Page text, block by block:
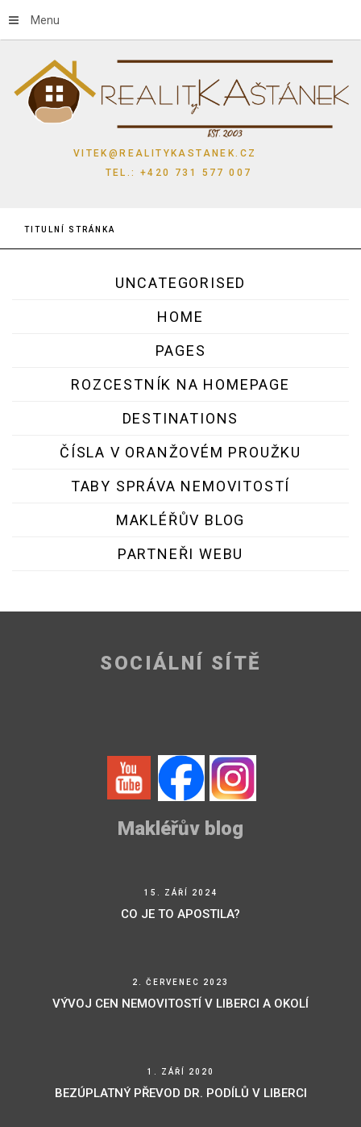
VITEK@REALITYKASTANEK.CZ
TEL.: +420 731 577 007
Menu
TITULNÍ STRÁNKA
UNCATEGORISED
HOME
PAGES
ROZCESTNÍK NA HOMEPAGE
DESTINATIONS
ČÍSLA V ORANŽOVÉM PROUŽKU
TABY SPRÁVA NEMOVITOSTÍ
MAKLÉŘŮV BLOG
PARTNEŘI WEBU
SOCIÁLNÍ SÍTĚ
Makléřův blog
15. ZÁŘÍ 2024
CO JE TO APOSTILA?
2. ČERVENEC 2023
VÝVOJ CEN NEMOVITOSTÍ V LIBERCI A OKOLÍ
1. ZÁŘÍ 2020
BEZÚPLATNÝ PŘEVOD DR. PODÍLŮ V LIBERCI